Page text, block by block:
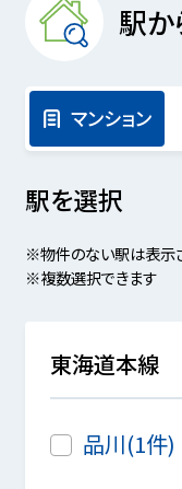
駅か
マンション
駅を選択
※物件のない駅は表示
※複数選択できます
東海道本線
品川(1件)